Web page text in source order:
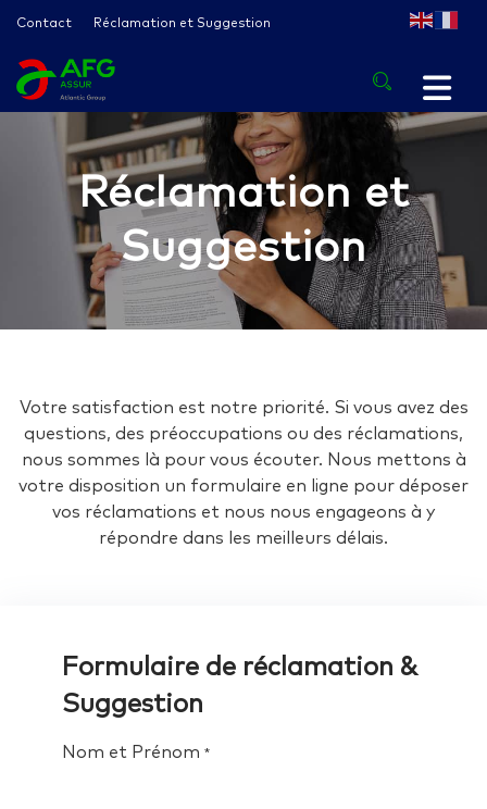
Contact Réclamation et Suggestion
Réclamation et
Suggestion
Votre satisfaction est notre priorité. Si vous avez des
questions, des préoccupations ou des réclamations,
nous sommes là pour vous écouter. Nous mettons à
votre disposition un formulaire en ligne pour déposer
vos réclamations et nous nous engageons à y
répondre dans les meilleurs délais.
Formulaire de réclamation &
Suggestion
Nom et Prénom *